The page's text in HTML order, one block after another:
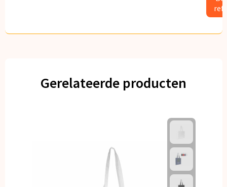
Gerelateerde producten